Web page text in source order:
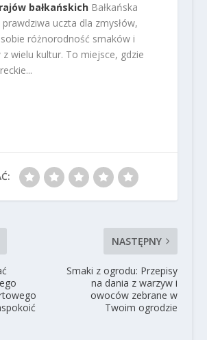
bałkańskich Bałkańska
uczta dla zmysłów,
sobie różnorodność smaków i
wielu kultur. To miejsce, gdzie
NASTĘPNY
Smaki z ogrodu: Przepisy
na dania z warzyw i
owoców zebrane w
Twoim ogrodzie